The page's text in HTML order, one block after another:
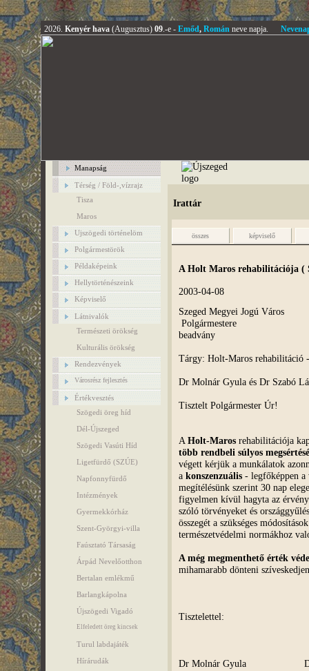
2026. Kenyér hava (Augusztus) 09.-e - Emőd, Románneve napja.
Manapság
Térség / Föld-,vízrajz
Tisza
Maros
Ujszögedi történelöm
Polgármestörök
Példaképeink
Hellytörténészeink
Képviselő
Látnivalók
Természeti örökség
Kulturális örökség
Rendezvények
Városrész fejlesztés
Értékvesztés
Szögedi öreg híd
Dél-Újszeged
Szögedi Vasúti Híd
Ligetfürdő (SZÚE)
Napfonnyfürdő
Intézmények
Gyermekkórház
Szent-Györgyi-villa
Faúsztató Társaság
Árpád Nevelőotthon
Bertalan emlékmű
Barlangkápolna
Újszögedi Vigadó
Elfeledett öreg kincsek
Turul labdajáték
Hírárudák
Irattár
összes képviselő
A Holt Maros rehabilitációja (
2003-04-08
Szeged Megyei Jogú Város
beadvány
Tárgy: Holt-Maros rehabilitáció
Dr Molnár Gyula és Dr Szabó
Tisztelt Polgármester Úr!
A Holt-Marosrehabilitációja
több rendbeli súlyos
végett kérjük a munkálatok
a konszenzuális- legfőképpen a
megítélésünk szerint 30 nap
figyelmen kívül hagyta az
szóló törvényeket és
összegét a szükséges
természetvédelmi normákhoz
A még megmenthető érték
mihamarabb dönteni
Tisztelettel:
Dr Molnár Gyula Dr